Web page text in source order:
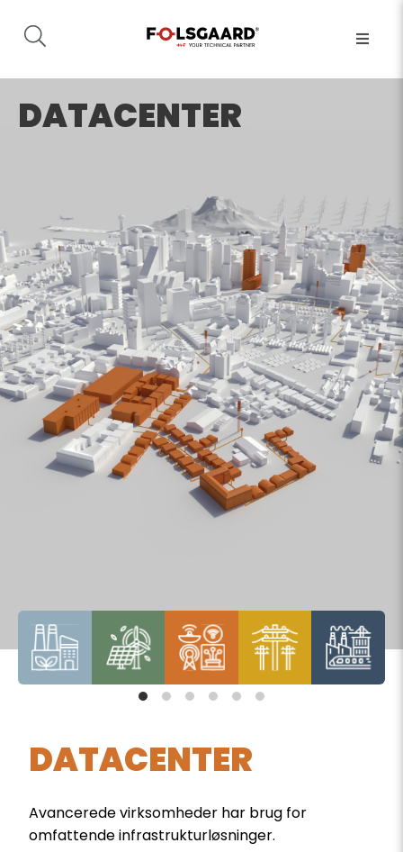
DATACENTER
DATACENTER
Avancerede virksomheder har brug for
omfattende infrastrukturløsninger.